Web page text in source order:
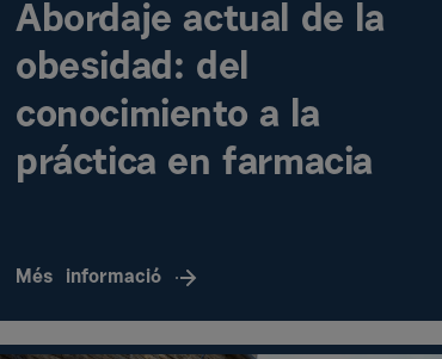
Abordaje actual de la
obesidad: del
conocimiento a la
práctica en farmacia
Més informació